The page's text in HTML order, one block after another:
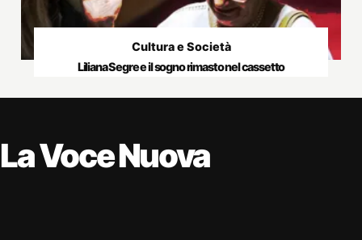
Cultura e Società
Liliana Segre e il sogno rimasto nel cassetto
La Voce Nuova